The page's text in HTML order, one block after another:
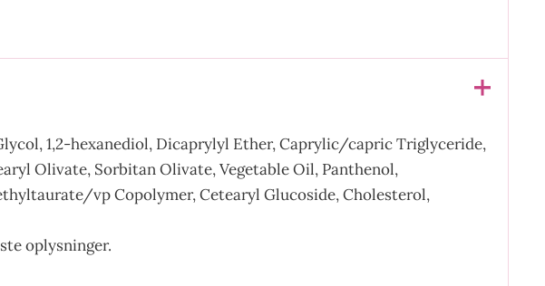
1,2-hexanediol, Dicaprylyl Ether, Caprylic/capric Triglyceride,
Olivate, Sorbitan Olivate, Vegetable Oil, Panthenol,
vp Copolymer, Cetearyl Glucoside, Cholesterol,
oplysninger.